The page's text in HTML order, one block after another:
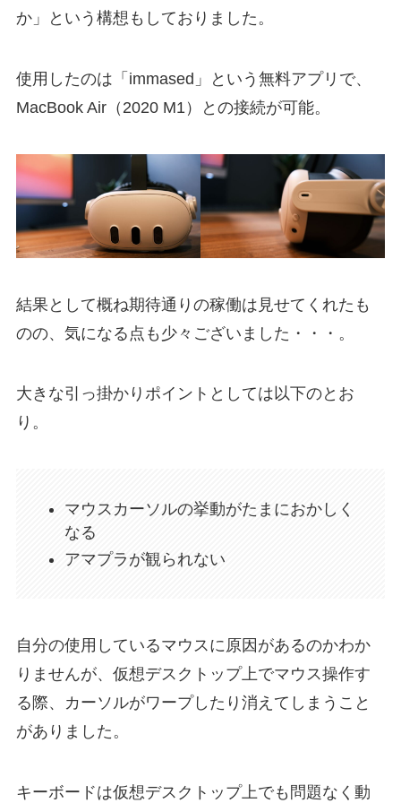
か」という構想もしておりました。
使用したのは「immased」という無料アプリで、
MacBook Air（2020 M1）との接続が可能。
結果として概ね期待通りの稼働は見せてくれたも
のの、気になる点も少々ございました・・・。
大きな引っ掛かりポイントとしては以下のとお
り。
マウスカーソルの挙動がたまにおかしく
なる
アマプラが観られない
自分の使用しているマウスに原因があるのかわか
りませんが、仮想デスクトップ上でマウス操作す
る際、カーソルがワープしたり消えてしまうこと
がありました。
キーボードは仮想デスクトップ上でも問題なく動